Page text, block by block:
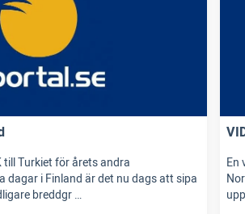
till Turkiet för årets andra
dagar i Finland är det nu dags att sipa
breddgr …
En